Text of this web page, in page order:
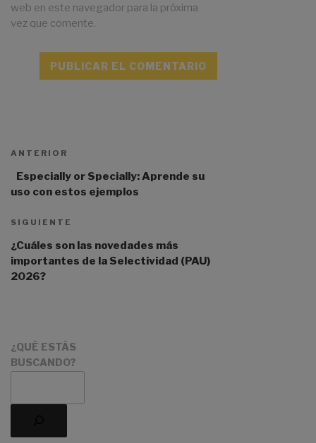
web en este navegador para la próxima
vez que comente.
e
t
v
e
:
ANTERIOR
Especially or Specially: Aprende su
uso con estos ejemplos
SIGUIENTE
¿Cuáles son las novedades más
importantes de la Selectividad (PAU)
2026?
¿QUÉ ESTÁS
BUSCANDO?